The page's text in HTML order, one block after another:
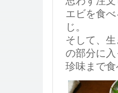
エビを食
じ。
そして、
の部分に
珍味まで